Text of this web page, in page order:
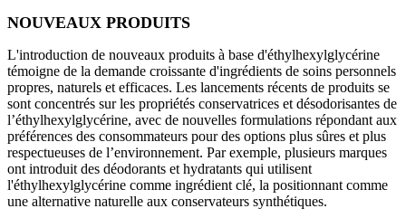
NOUVEAUX PRODUITS
L'introduction de nouveaux produits à base d'éthylhexylglycérine
témoigne de la demande croissante d'ingrédients de soins personnels
propres, naturels et efficaces. Les lancements récents de produits se
sont concentrés sur les propriétés conservatrices et désodorisantes de
l’éthylhexylglycérine, avec de nouvelles formulations répondant aux
préférences des consommateurs pour des options plus sûres et plus
respectueuses de l’environnement. Par exemple, plusieurs marques
ont introduit des déodorants et hydratants qui utilisent
l'éthylhexylglycérine comme ingrédient clé, la positionnant comme
une alternative naturelle aux conservateurs synthétiques.